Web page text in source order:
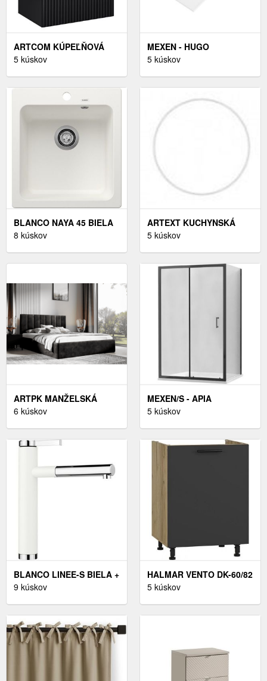
ARTCOM KÚPEĽŇOVÁ
SKRINKA S UMÝVADLOM
5 kúskov
MEXEN - HUGO
SPRCHOVÁ VANIČKA
5 kúskov
BLANCO NAYA 45 BIELA
+ DODATOČNÁ EXTRA
8 kúskov
ARTEXT KUCHYNSKÁ
SKRINKA VYSOKÁ PRE
KORPUSU: BIELA
5 kúskov
ARTPK MANŽELSKÁ
POSTEĽ LUCY 02 | 140 X
6 kúskov
MEXEN/S - APIA
SPRCHOVACÍ KÚT
5 kúskov
BLANCO LINEE-S BIELA +
DODATOČNÁ EXTRA
9 kúskov
HALMAR VENTO DK-60/82
DREZOVÁ KUCHYNSKÁ
5 kúskov